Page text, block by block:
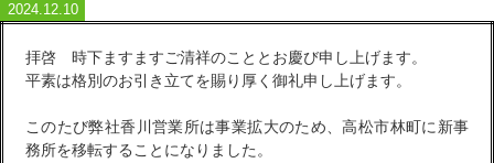
2024.12.10
拝啓 時下ますますご清祥のこととお慶び申し上げます。
平素は格別のお引き立てを賜り厚く御礼申し上げます。
このたび弊社香川営業所は事業拡大のため、高松市林町に新事
務所を移転することになりました。